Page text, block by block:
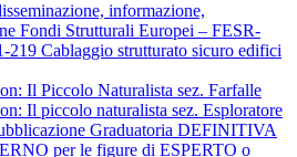
informazione,
Fondi Strutturali Europei – FESR-
219 Cablaggio strutturato sicuro edifici
Il Piccolo Naturalista sez. Farfalle
Il piccolo naturalista sez. Esploratore
Graduatoria DEFINITIVA
per le figure di ESPERTO o